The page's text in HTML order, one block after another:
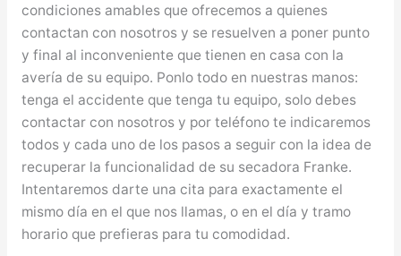
condiciones amables que ofrecemos a quienes
contactan con nosotros y se resuelven a poner punto
y final al inconveniente que tienen en casa con la
avería de su equipo. Ponlo todo en nuestras manos:
tenga el accidente que tenga tu equipo, solo debes
contactar con nosotros y por teléfono te indicaremos
todos y cada uno de los pasos a seguir con la idea de
recuperar la funcionalidad de su secadora Franke.
Intentaremos darte una cita para exactamente el
mismo día en el que nos llamas, o en el día y tramo
horario que prefieras para tu comodidad.